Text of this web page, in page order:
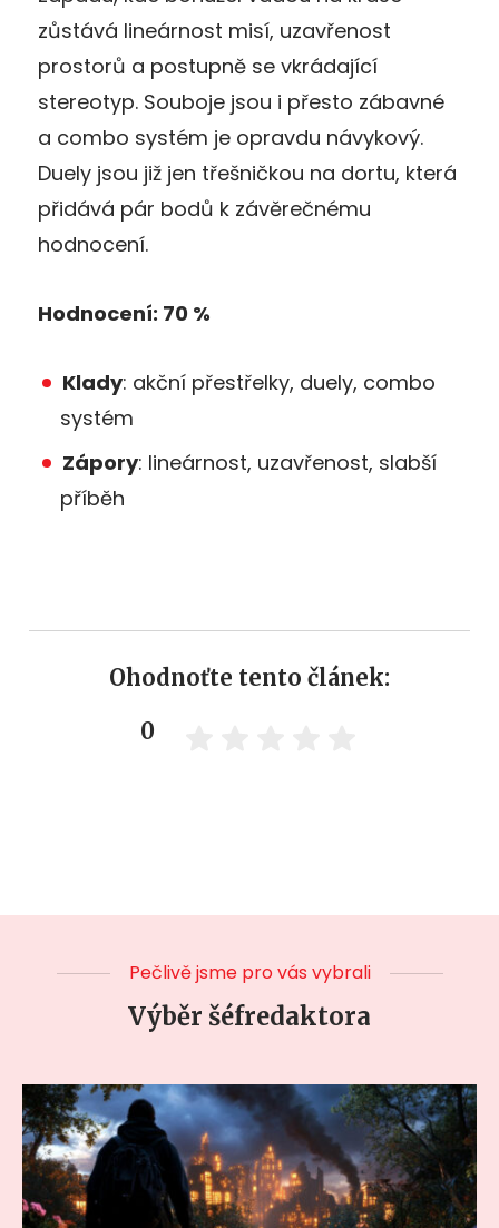
zůstává lineárnost misí, uzavřenost
prostorů a postupně se vkrádající
stereotyp. Souboje jsou i přesto zábavné
a combo systém je opravdu návykový.
Duely jsou již jen třešničkou na dortu, která
přidává pár bodů k závěrečnému
hodnocení.
Hodnocení: 70 %
Klady: akční přestřelky, duely, combo
systém
Zápory: lineárnost, uzavřenost, slabší
příběh
Ohodnoťte tento článek:
0
Pečlivě jsme pro vás vybrali
Výběr šéfredaktora